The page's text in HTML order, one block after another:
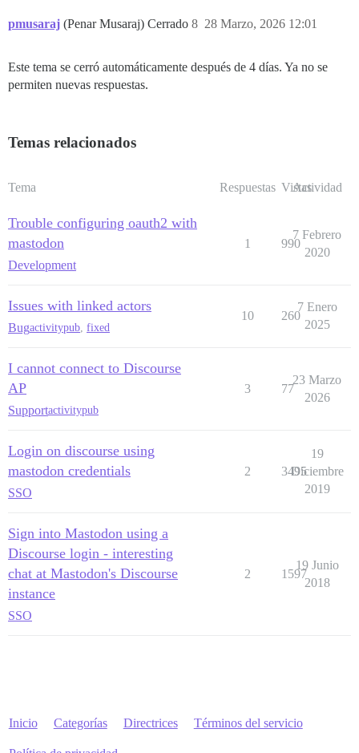
pmusaraj (Penar Musaraj) Cerrado 28 Marzo, 2026 12:01
8
Este tema se cerró automáticamente después de 4 días. Ya no se
permiten nuevas respuestas.
Temas relacionados
Tema Respuestas Vistas
Actividad
Trouble configuring oauth2 with
mastodon
Development
1 990
7 Febrero
2020
Issues with linked actors
Bugactivitypub, fixed
10 260
7 Enero
2025
I cannot connect to Discourse
AP
Supportactivitypub
3 77
23 Marzo
2026
Login on discourse using
mastodon credentials
SSO
2 3495
19
Diciembre
2019
Sign into Mastodon using a
Discourse login - interesting
chat at Mastodon's Discourse
instance
SSO
2 1597
19 Junio
2018
Inicio Categorías Directrices Términos del servicio